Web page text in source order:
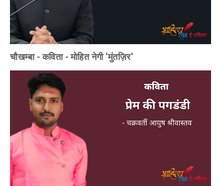
चौखम्बा - कविता - मोहित नेगी 'मुंतज़िर'